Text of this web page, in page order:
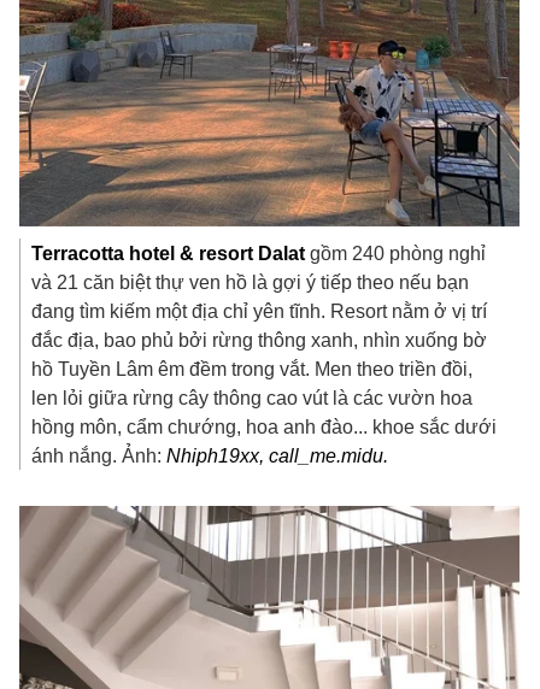
Terracotta hotel & resort Dalatgồm 240 phòng nghỉ
và 21 căn biệt thự ven hồ là gợi ý tiếp theo nếu bạn
đang tìm kiếm một địa chỉ yên tĩnh. Resort nằm ở vị trí
đắc địa, bao phủ bởi rừng thông xanh, nhìn xuống bờ
hồ Tuyền Lâm êm đềm trong vắt. Men theo triền đồi,
len lỏi giữa rừng cây thông cao vút là các vườn hoa
hồng môn, cẩm chướng, hoa anh đào... khoe sắc dưới
ánh nắng. Ảnh: Nhiph19xx, call_me.midu.